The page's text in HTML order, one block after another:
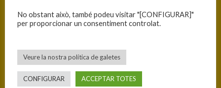
ANTERIOR
No obstant això, també podeu visitar "[CONFIGURAR]"
per proporcionar un consentiment controlat.
Veure la nostra política de galetes
CONFIGURAR ACCEPTAR TOTES